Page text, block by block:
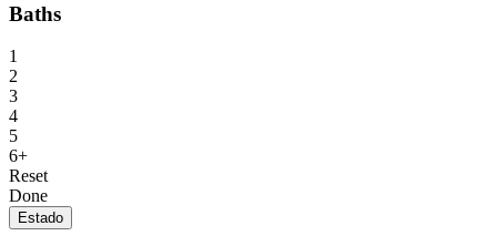
Baths
1
2
3
4
5
6+
Reset
Done
Estado